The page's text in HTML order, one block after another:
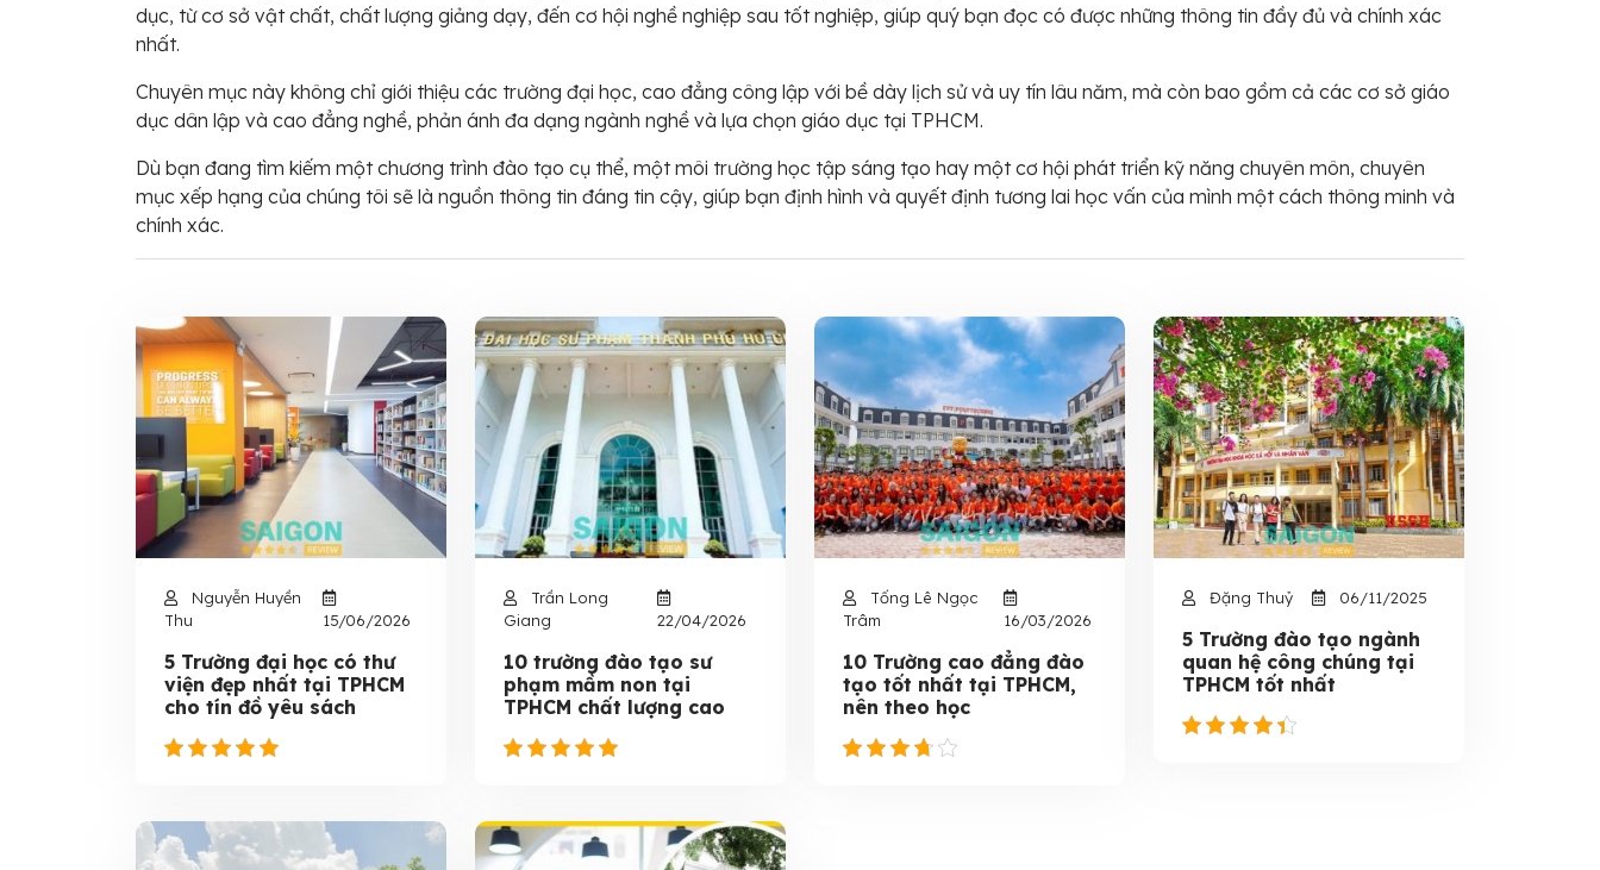
dục, từ cơ sở vật chất, chất lượng giảng dạy, đến cơ hội nghề nghiệp sau tốt nghiệp, giúp quý bạn đọc có được những thông tin đầy đủ và chính xác
nhất.
Chuyên mục này không chỉ giới thiệu các trường đại học, cao đẳng công lập với bề dày lịch sử và uy tín lâu năm, mà còn bao gồm cả các cơ sở giáo
dục dân lập và cao đẳng nghề, phản ánh đa dạng ngành nghề và lựa chọn giáo dục tại TPHCM.
Dù bạn đang tìm kiếm một chương trình đào tạo cụ thể, một môi trường học tập sáng tạo hay một cơ hội phát triển kỹ năng chuyên môn, chuyên
mục xếp hạng của chúng tôi sẽ là nguồn thông tin đáng tin cậy, giúp bạn định hình và quyết định tương lai học vấn của mình một cách thông minh và
chính xác.
Nguyễn Huyền
Thu
15/06/2026
5 Trường đại học có thư
viện đẹp nhất tại TPHCM
cho tín đồ yêu sách
Trần Long
Giang
22/04/2026
10 trường đào tạo sư
phạm mầm non tại
TPHCM chất lượng cao
Tống Lê Ngọc
Trâm
16/03/2026
10 Trường cao đẳng đào
tạo tốt nhất tại TPHCM,
nên theo học
Đặng Thuỷ 06/11/2025
5 Trường đào tạo ngành
quan hệ công chúng tại
TPHCM tốt nhất